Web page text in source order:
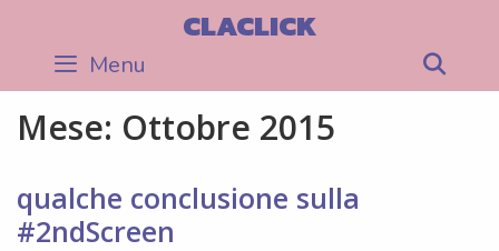
content
CLACLICK
Menu
Mese: Ottobre 2015
qualche conclusione sulla
#2ndScreen